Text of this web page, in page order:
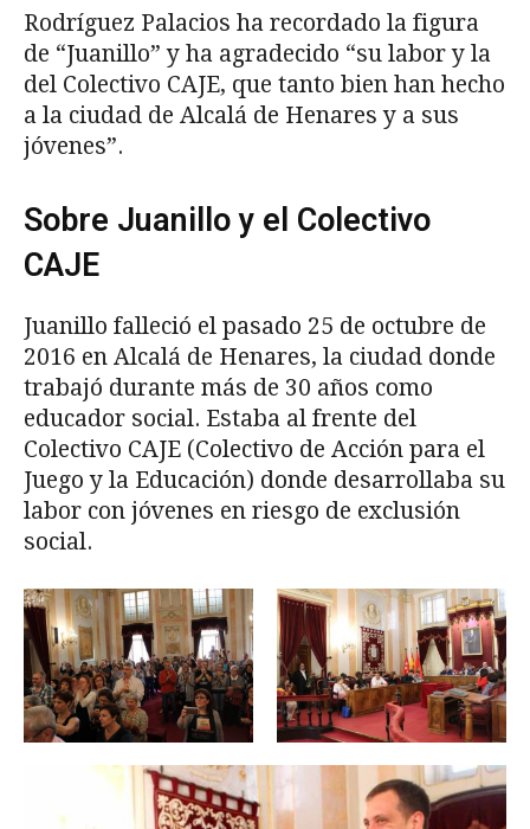
Rodríguez Palacios ha recordado la figura
de “Juanillo” y ha agradecido “su labor y la
del Colectivo CAJE, que tanto bien han hecho
a la ciudad de Alcalá de Henares y a sus
jóvenes”.
Sobre Juanillo y el Colectivo
CAJE
Juanillo falleció el pasado 25 de octubre de
2016 en Alcalá de Henares, la ciudad donde
trabajó durante más de 30 años como
educador social. Estaba al frente del
Colectivo CAJE (Colectivo de Acción para el
Juego y la Educación) donde desarrollaba su
labor con jóvenes en riesgo de exclusión
social.